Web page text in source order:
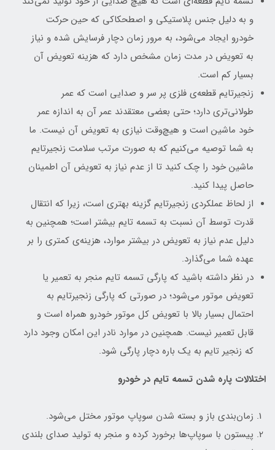
و به دلیل جنس پلاستیکی و اصطحکاکی که حین حرکت
خودرو ایجاد می‌شود، به مرور زمان دچار فرسایش شده و نیاز
به تعویض در مدت زمان مشخص دارد که هزینه تعویض آن
بسیار کم است.
زنجیرتایم قطعه‌ی فلزی پر سر و صدایی است که عمر
طولانی‌تری دارد؛ حتی بعضی معتقدند عمر آن به اندازه عمر
خود ماشین است و هیچ‌وقت نیازی به تعویض آن نیست. ما
به شما توصیه می‌کنیم که به صورت مرتب سلامت زنجیرتایم
ماشین خود را چک کنید تا از عدم نیاز به تعویض آن اطمینان
حاصل پیدا کنید.
از لحاظ عملکردی زنجیرتایم گزینه بهتری است، زیرا که انتقال
قدرت توسط آن نسبت به تسمه تایم بیشتر است؛ همچنین به
دلیل عدم نیاز به تعویض در بیشتر موارد، هزینه‌ی کمتری را بر
عهده شما می‌گذارد.
در نظر داشته باشید که پارگی تسمه تایم منجر به تعمیر یا
تعویض موتور می‌شود؛ در صورتی که پارگی زنجیرتایم به
احتمال بسیار بالا با تعویض کل موتور خودرو همراه است و
قابل تعمیر نیست. همچنین در موارد نادر این امکان وجود دارد
که زنجیر تایم به یک باره دچار پارگی شود.
اختلالات پاره شدن تسمه تایم در خودرو
زمان‌بندی باز و بسته شدن سوپاپ موتور مختل می‌شود.
پیستون با سوپاپ‌ها برخورد کرده و منجر به تولید صدای بلندی